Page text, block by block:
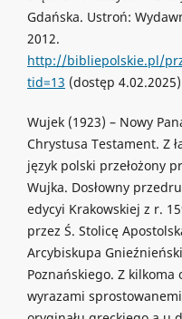
Gdańska. Ustroń:
2012.
http://bibliepolskie.pl/
tid=13 (dostęp
Wujek (1923) – Nowy
Chrystusa Testament. Z
język polski przełożony
Wujka. Dosłowny
edycyi Krakowskiej z r.
przez Ś. Stolicę
Arcybiskupa
Poznańskiego. Z kilkoma
wyrazami